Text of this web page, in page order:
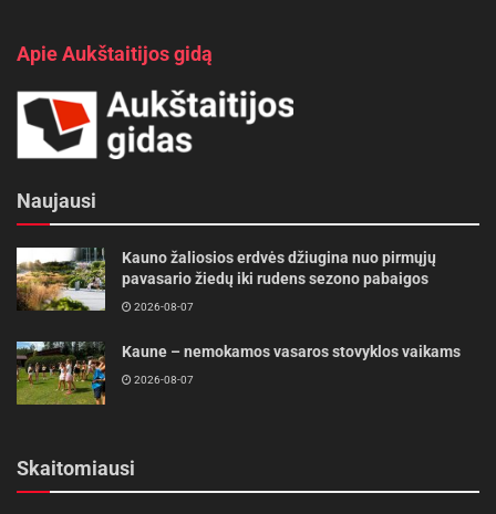
Apie Aukštaitijos gidą
Naujausi
Kauno žaliosios erdvės džiugina nuo pirmųjų
pavasario žiedų iki rudens sezono pabaigos
2026-08-07
Kaune – nemokamos vasaros stovyklos vaikams
2026-08-07
Skaitomiausi